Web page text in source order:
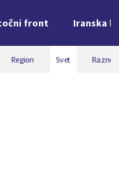
front Iranska
Region Svet Razno